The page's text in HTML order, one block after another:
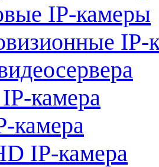
IP-камеры
IP-
камера
камера
IP-камера